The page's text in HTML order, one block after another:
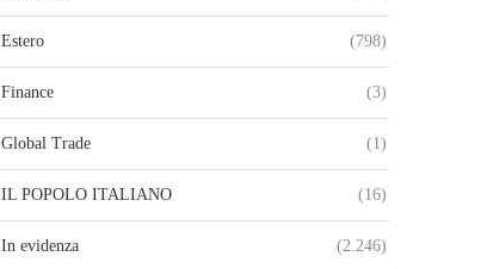
Estero (798)
Finance (3)
Global Trade (1)
IL POPOLO ITALIANO (16)
In evidenza (2.246)